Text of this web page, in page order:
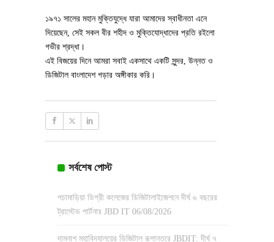
১৯৭১ সালের মহান মুক্তিযুদ্ধে যারা আমাদের স্বাধীনতা এনে
দিয়েছেন, সেই সকল বীর শহীদ ও মুক্তিযোদ্ধাদের প্রতি রইলো
গভীর শ্রদ্ধা।
এই বিজয়ের দিনে আমরা সবাই একসাথে একটি সুন্দর, উন্নত ও
ডিজিটাল বাংলাদেশ গড়ার অঙ্গীকার করি।
সর্বশেষ পোস্ট
পচামাড়িয়া ডিগ্রী কলেজের ডিজিটালাইজেশনে দীর্ঘ ৬ বছরের
ট্রাস্টেড পার্টনার JBD IT 06/08/2026
দামনাশ মহাবিদ্যালয়ের ডিজিটাল রূপান্তরে JBDIT: দীর্ঘ ৭